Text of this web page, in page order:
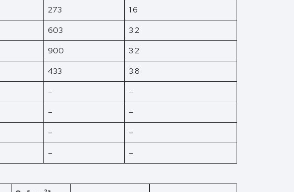
273
1.6
603
3.2
900
3.2
433
3.8
–
–
–
–
–
–
– –